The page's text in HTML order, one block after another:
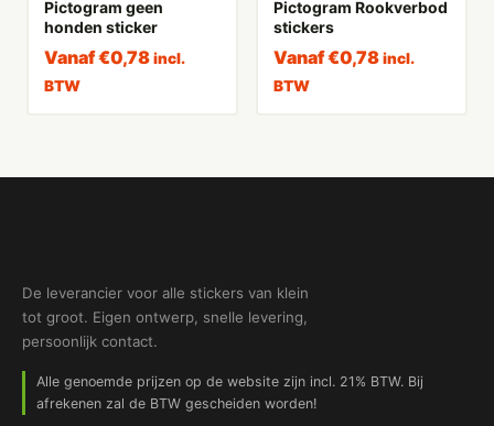
Pictogram geen
honden sticker
Vanaf€0,78 incl.
BTW
Pictogram Rookverbod
stickers
Vanaf€0,78 incl.
BTW
De leverancier voor alle stickers van klein
tot groot. Eigen ontwerp, snelle levering,
persoonlijk contact.
Alle genoemde prijzen op de website zijn incl. 21% BTW. Bij
afrekenen zal de BTW gescheiden worden!